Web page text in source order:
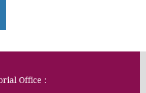
Office :